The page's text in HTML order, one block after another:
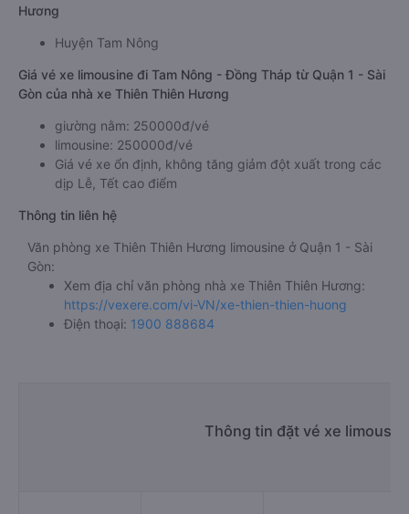
Hương
Huyện Tam Nông
Giá vé xe limousine đi Tam Nông - Đồng Tháp từ Quận 1 - Sài
Gòn của nhà xe Thiên Thiên Hương
giường nằm: 250000đ/vé
limousine: 250000đ/vé
Giá vé xe ổn định, không tăng giảm đột xuất trong các
dịp Lễ, Tết cao điểm
Thông tin liên hệ
Văn phòng xe Thiên Thiên Hương limousine ở Quận 1 - Sài
Gòn:
Xem địa chỉ văn phòng nhà xe Thiên Thiên Hương:
https://vexere.com/vi-VN/xe-thien-thien-huong
Điện thoại: 1900 888684
Thông tin đặt vé xe